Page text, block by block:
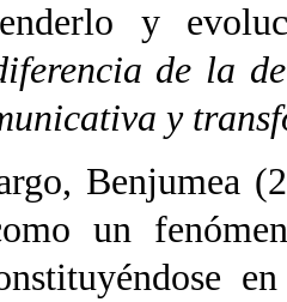
y
de la
y
Benjumea
un